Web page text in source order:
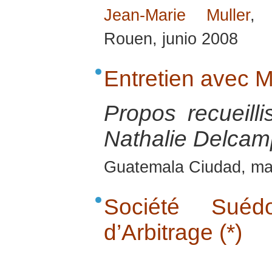
Jean-Marie Muller,
Rouen, junio 2008
Entretien avec
Propos
Nathalie
Guatemala Ciudad,
Société
d’Arbitrage (*)